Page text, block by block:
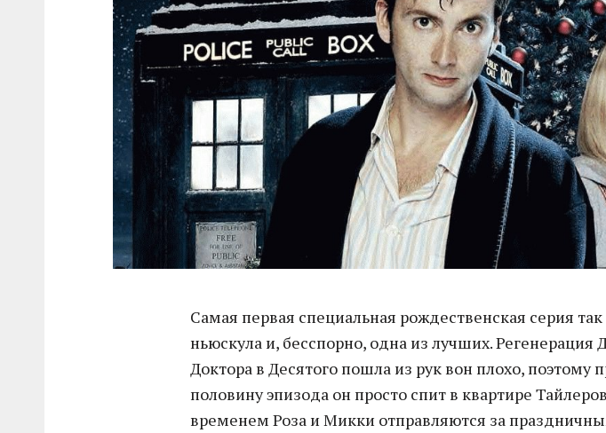
Самая первая специальная рождественская серия
ньюскула и, бесспорно, одна из лучших. Регенерация
Доктора в Десятого пошла из рук вон плохо, поэтому
половину эпизода он просто спит в квартире
временем Роза и Микки отправляются за